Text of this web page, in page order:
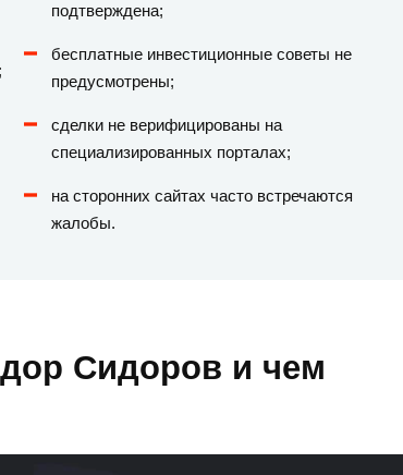
подтверждена;
бесплатные инвестиционные советы не
предусмотрены;
сделки не верифицированы на
специализированных порталах;
на сторонних сайтах часто встречаются
жалобы.
Сидоров и чем